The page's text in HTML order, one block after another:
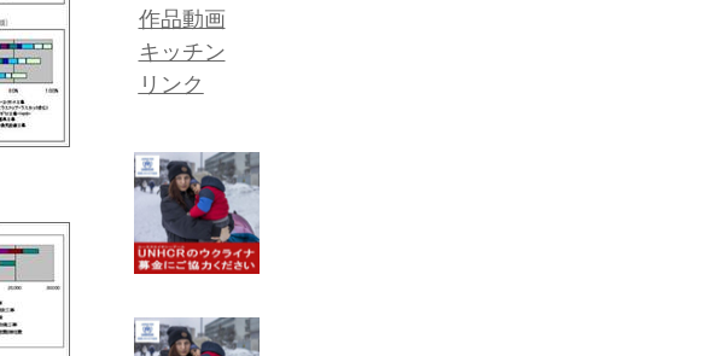
作品動画
キッチン
リンク